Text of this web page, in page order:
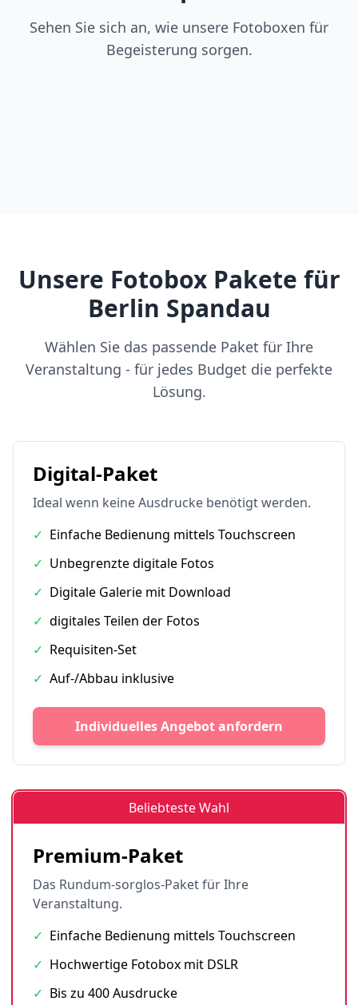
Sehen Sie sich an, wie unsere Fotoboxen für
Begeisterung sorgen.
Unsere Fotobox Pakete für
Berlin Spandau
Wählen Sie das passende Paket für Ihre
Veranstaltung - für jedes Budget die perfekte
Lösung.
Digital-Paket
Ideal wenn keine Ausdrucke benötigt werden.
✓ Einfache Bedienung mittels Touchscreen
✓ Unbegrenzte digitale Fotos
✓ Digitale Galerie mit Download
✓ digitales Teilen der Fotos
✓ Requisiten-Set
✓ Auf-/Abbau inklusive
Individuelles Angebot anfordern
Beliebteste Wahl
Premium-Paket
Das Rundum-sorglos-Paket für Ihre
Veranstaltung.
✓ Einfache Bedienung mittels Touchscreen
✓ Hochwertige Fotobox mit DSLR
✓ Bis zu 400 Ausdrucke